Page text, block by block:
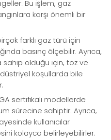
Bu işlem, gaz
karşı önemli bir
farklı gaz türü için
basınç ölçebilir. Ayrıca,
sahip olduğu için, toz ve
koşullarda bile
sertifikalı modellerde
sürecine sahiptir. Ayrıca,
kullanıcılar
kolayca belirleyebilirler.